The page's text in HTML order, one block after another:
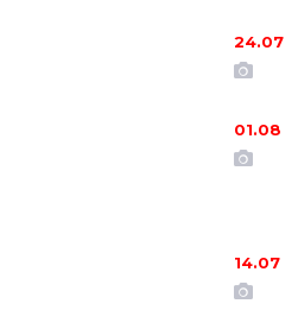
24.07
01.08
14.07